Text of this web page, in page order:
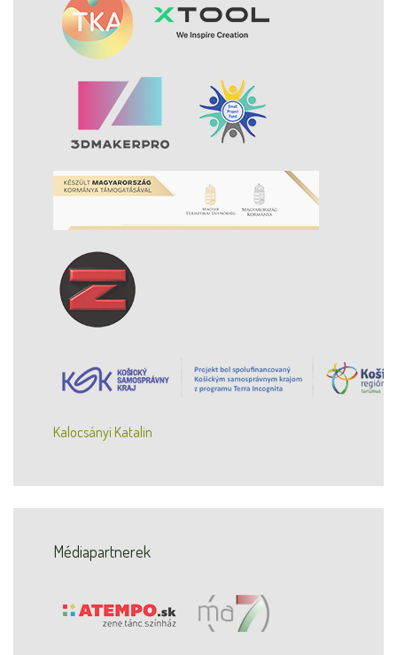
Kalocsányi Katalin
Médiapartnerek